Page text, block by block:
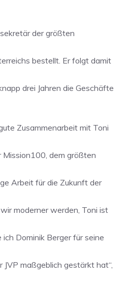
der größten
bestellt. Er folgt damit
drei Jahren die Geschäfte
Zusammenarbeit mit Toni
dem größten
Arbeit für die Zukunft der
moderner werden, Toni ist
Dominik Berger für seine
maßgeblich gestärkt hat“,